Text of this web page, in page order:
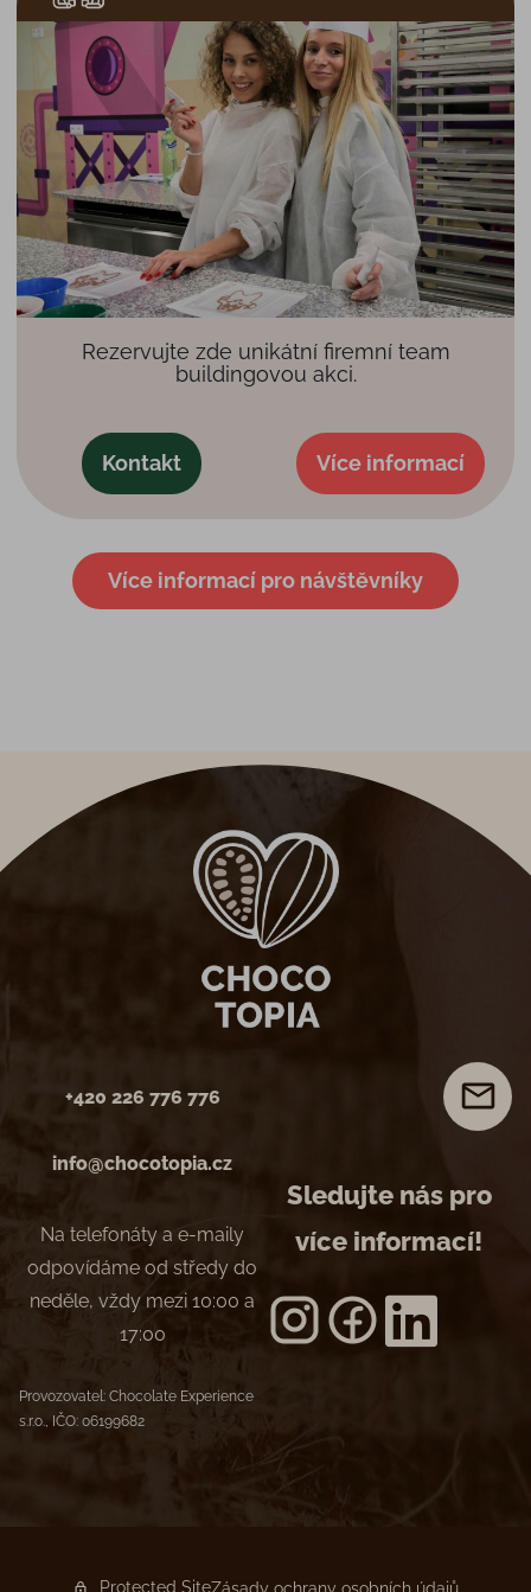
Rezervujte zde unikátní firemní team
buildingovou akci.
Kontakt Více informací
Více informací pro návštěvníky
+420 226 776 776
info@chocotopia.cz
Na telefonáty a e-maily
odpovídáme od středy do
neděle, vždy mezi 10:00 a
17:00
Provozovatel: Chocolate Experience
s.r.o., IČO: 06199682
Sledujte nás pro
více informací!
Protected Site